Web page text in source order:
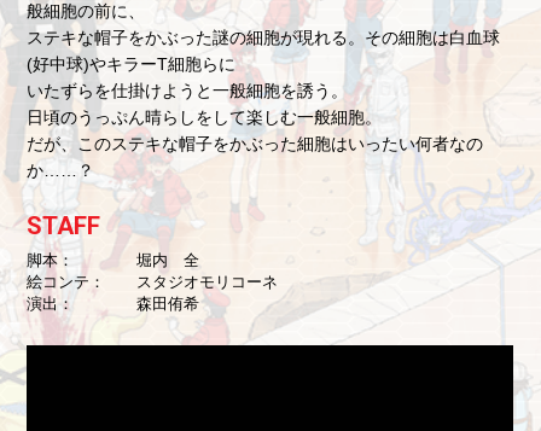
般細胞の前に、
ステキな帽子をかぶった謎の細胞が現れる。その細胞は白血球
(好中球)やキラーT細胞らに
いたずらを仕掛けようと一般細胞を誘う。
日頃のうっぷん晴らしをして楽しむ一般細胞。
だが、このステキな帽子をかぶった細胞はいったい何者なの
か……？
STAFF
脚本
堀内 全
絵コンテ
スタジオモリコーネ
演出
森田侑希